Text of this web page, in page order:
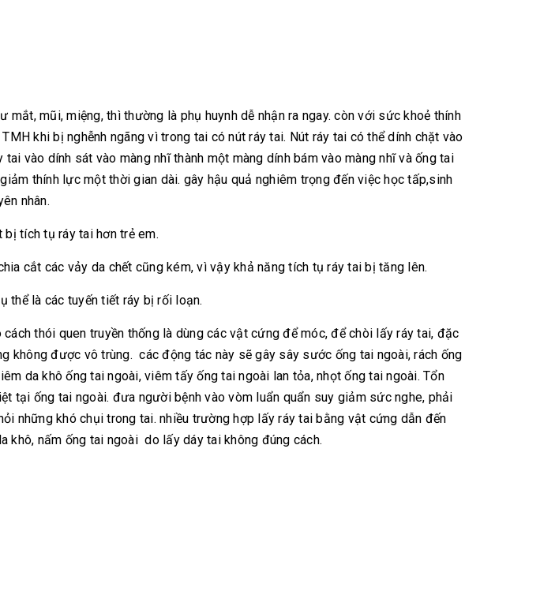
mũi, miệng, thì thường là phụ huynh dễ nhận ra ngay. còn với sức khoẻ thính
khi bị nghễnh ngãng vì trong tai có nút ráy tai. Nút ráy tai có thể dính chặt vào
vào dính sát vào màng nhĩ thành một màng dính bám vào màng nhĩ và ống tai
thính lực một thời gian dài. gây hậu quả nghiêm trọng đến việc học tấp,sinh
nhân.
tích tụ ráy tai hơn trẻ em.
cắt các vảy da chết cũng kém, vì vậy khả năng tích tụ ráy tai bị tăng lên.
thể là các tuyến tiết ráy bị rối loạn.
thói quen truyền thống là dùng các vật cứng để móc, để chòi lấy ráy tai, đặc
không được vô trùng. các động tác này sẽ gây sây sước ống tai ngoài, rách ống
da khô ống tai ngoài, viêm tấy ống tai ngoài lan tỏa, nhọt ống tai ngoài. Tổn
tại ống tai ngoài. đưa người bệnh vào vòm luẩn quẩn suy giảm sức nghe, phải
những khó chụi trong tai. nhiều trường hợp lấy ráy tai bằng vật cứng dẫn đến
khô, nấm ống tai ngoài do lấy dáy tai không đúng cách.